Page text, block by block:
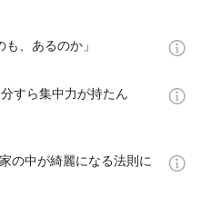
、あるのか」
すら集中力が持たん
の中が綺麗になる法則に